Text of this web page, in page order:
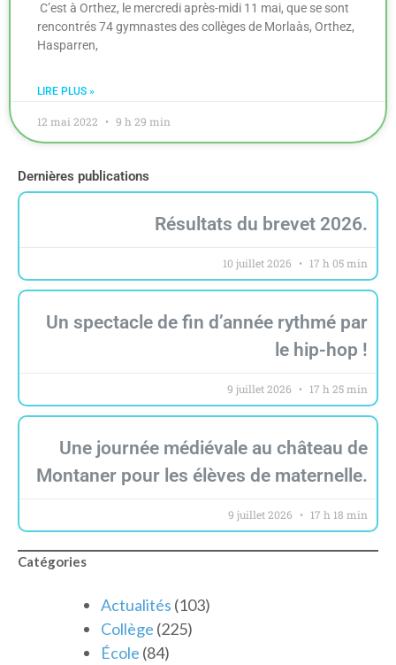
C’est à Orthez, le mercredi après-midi 11 mai, que se sont
rencontrés 74 gymnastes des collèges de Morlaàs, Orthez,
Hasparren,
LIRE PLUS »
12 mai 2022 9 h 29 min
Dernières publications
Résultats du brevet 2026.
10 juillet 2026 17 h 05 min
Un spectacle de fin d’année rythmé par
le hip-hop !
9 juillet 2026 17 h 25 min
Une journée médiévale au château de
Montaner pour les élèves de maternelle.
9 juillet 2026 17 h 18 min
Catégories
Actualités (103)
Collège (225)
École (84)